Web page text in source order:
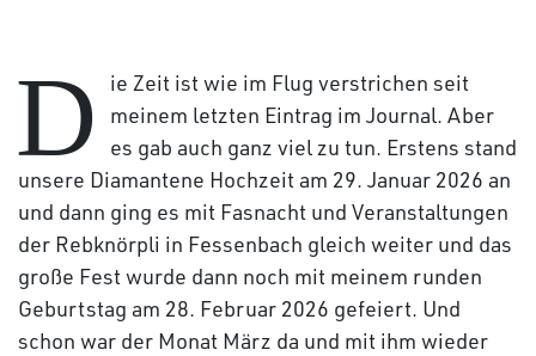
D
ie Zeit ist wie im Flug verstrichen seit
meinem letzten Eintrag im Journal. Aber
es gab auch ganz viel zu tun. Erstens stand
unsere Diamantene Hochzeit am 29. Januar 2026 an
und dann ging es mit Fasnacht und Veranstaltungen
der Rebknörpli in Fessenbach gleich weiter und das
große Fest wurde dann noch mit meinem runden
Geburtstag am 28. Februar 2026 gefeiert. Und
schon war der Monat März da und mit ihm wieder